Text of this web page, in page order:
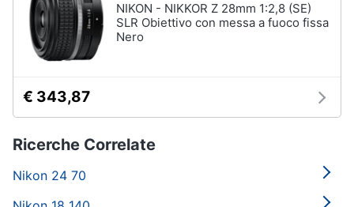
NIKON - NIKKOR Z 28mm 1:2,8 (SE)
SLR Obiettivo con messa a fuoco fissa
Nero
€ 343,87
Ricerche Correlate
Nikon 24 70